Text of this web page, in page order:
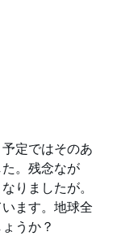
定ではそのあ
。残念なが
りましたが。
ます。地球全
うか？